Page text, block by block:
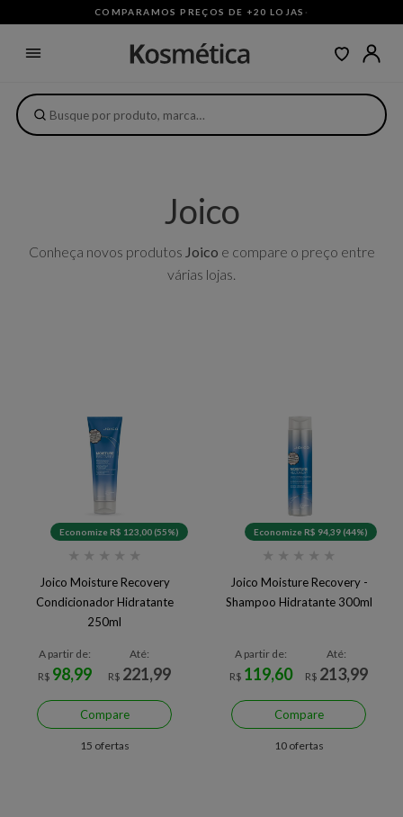
COMPARAMOS PREÇOS DE +20 LOJAS ·
Joico
Conheça novos produtos Joico e compare o preço entre
várias lojas.
Economize R$ 123,00 (55%)
★ ★ ★ ★ ★
Joico Moisture Recovery
Condicionador Hidratante
250ml
A partir de:
R$ 98,99
Até:
R$ 221,99
Compare
15 ofertas
Economize R$ 94,39 (44%)
★ ★ ★ ★ ★
Joico Moisture Recovery -
Shampoo Hidratante 300ml
A partir de:
R$ 119,60
Até:
R$ 213,99
Compare
10 ofertas